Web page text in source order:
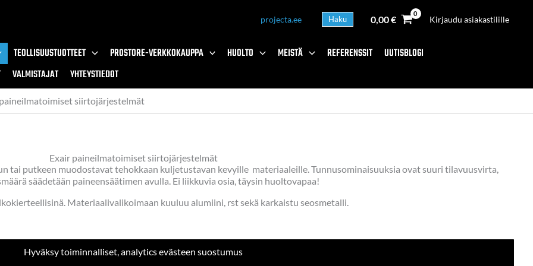
projecta.ee Haku 0,00€ Kirjaudu asiakastilille
TEOLLISUUSTUOTTEET PROSTORE-VERKKOKAUPPA HUOLTO MEISTÄ REFERENSSIT
UUTISBLOGI
VALMISTAJAT YHTEYSTIEDOT
siirtojärjestelmät
Exair paineilmatoimiset siirtojärjestelmät
putkeen muodostavat tehokkaan kuljetustavan kevyille materiaaleille. Tunnusominaisuuksia ovat suuri tilavuusvirta,
säädetään paineensäätimen avulla. Ei liikkuvia osia, täysin huoltovapaa!
Materiaalivalikoimaan kuuluu alumiini, rst sekä karkaistu seosmetalli.
Hyväksy toiminnalliset, analytics evästeen suostumus